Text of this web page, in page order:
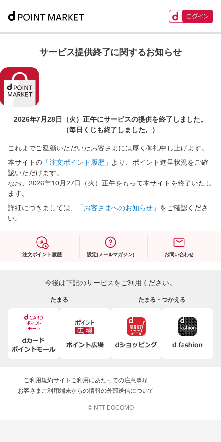
サービス提供終了に関するお知らせ
2026年7月28日（火）正午にサービスの提供を終了しました。
（毎日くじも終了しました。）
これまでご愛顧いただいたお客さまには厚く御礼申し上げます。
本サイトの 「注文ポイント履歴」
より、ポイント進呈状況をご確
認いただけます。
なお、2026年10月27日（火）正午をもって本サイトを終了いたし
ます。
詳細につきましては、
「お客さまへのお知らせ」 をご確認くださ
い。
注文ポイント履歴 設定(メールマガジン) お問い合わせ
今後は下記のサービスをご利用ください。
たまる たまる・つかえる
ご利用規約サイトご利用にあたっての注意事項
お客さまご利用端末からの情報の外部送信について
© NTT DOCOMO